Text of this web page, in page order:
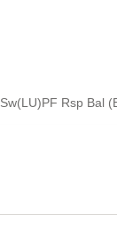
Sw(LU)PF Rsp Bal